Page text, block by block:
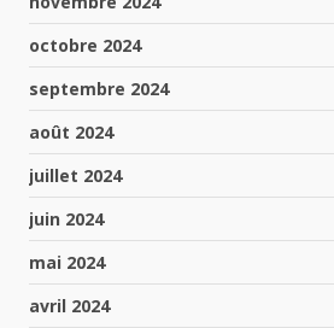
octobre 2024
septembre 2024
août 2024
juillet 2024
juin 2024
mai 2024
avril 2024